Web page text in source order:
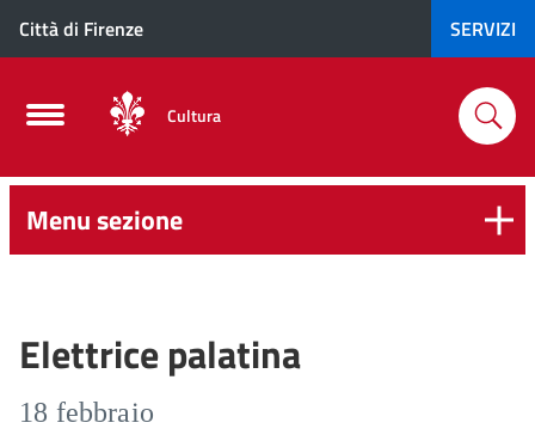
Città di Firenze SERVIZI
Cultura
Menu sezione
Elettrice palatina
18 febbraio